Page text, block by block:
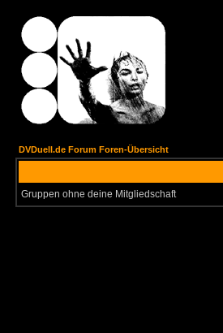
DVDuell.de Forum Foren-Übersicht
Gruppen ohne deine Mitgliedschaft